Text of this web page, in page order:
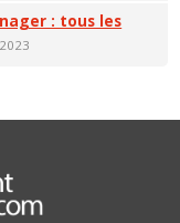
: tous les